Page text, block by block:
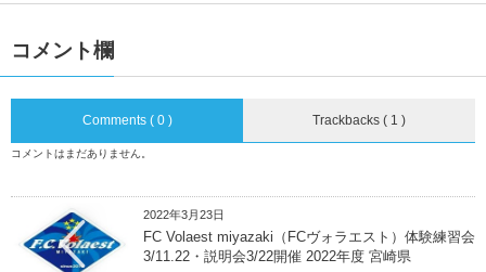
コメント欄
Comments ( 0 ) Trackbacks ( 1 )
コメントはまだありません。
2022年3月23日
FC Volaest miyazaki（FCヴォラエスト）体験練習会
3/11.22・説明会3/22開催 2022年度 宮崎県